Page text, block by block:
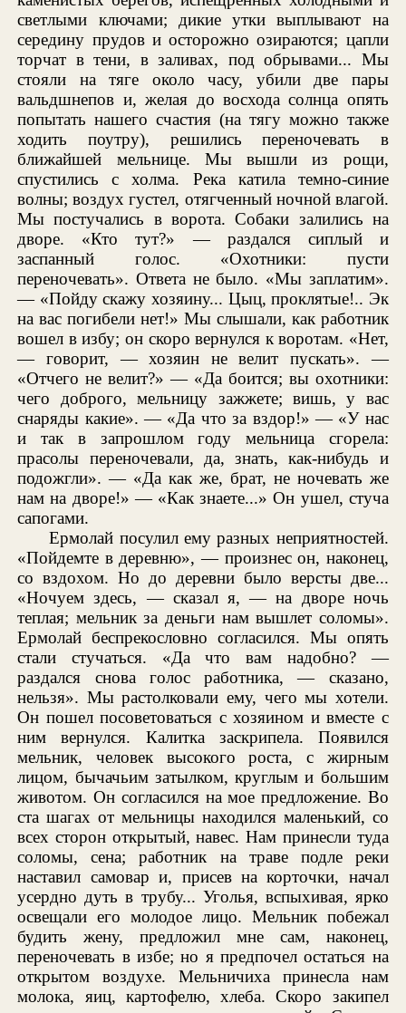
светлыми ключами; дикие утки выплывают на
середину прудов и осторожно озираются; цапли
торчат в тени, в заливах, под обрывами... Мы
стояли на тяге около часу, убили две пары
вальдшнепов и, желая до восхода солнца опять
попытать нашего счастия (на тягу можно также
ходить поутру), решились переночевать в
ближайшей мельнице. Мы вышли из рощи,
спустились с холма. Река катила темно-синие
волны; воздух густел, отягченный ночной влагой.
Мы постучались в ворота. Собаки залились на
дворе. «Кто тут?» — раздался сиплый и
заспанный голос. «Охотники: пусти
переночевать». Ответа не было. «Мы заплатим».
— «Пойду скажу хозяину... Цыц, проклятые!.. Эк
на вас погибели нет!» Мы слышали, как работник
вошел в избу; он скоро вернулся к воротам. «Нет,
— говорит, — хозяин не велит пускать». —
«Отчего не велит?» — «Да боится; вы охотники:
чего доброго, мельницу зажжете; вишь, у вас
снаряды какие». — «Да что за вздор!» — «У нас
и так в запрошлом году мельница сгорела:
прасолы переночевали, да, знать, как-нибудь и
подожгли». — «Да как же, брат, не ночевать же
нам на дворе!» — «Как знаете...» Он ушел, стуча
сапогами.
Ермолай посулил ему разных неприятностей.
«Пойдемте в деревню», — произнес он, наконец,
со вздохом. Но до деревни было версты две...
«Ночуем здесь, — сказал я, — на дворе ночь
теплая; мельник за деньги нам вышлет соломы».
Ермолай беспрекословно согласился. Мы опять
стали стучаться. «Да что вам надобно? —
раздался снова голос работника, — сказано,
нельзя». Мы растолковали ему, чего мы хотели.
Он пошел посоветоваться с хозяином и вместе с
ним вернулся. Калитка заскрипела. Появился
мельник, человек высокого роста, с жирным
лицом, бычачьим затылком, круглым и большим
животом. Он согласился на мое предложение. Во
ста шагах от мельницы находился маленький, со
всех сторон открытый, навес. Нам принесли туда
соломы, сена; работник на траве подле реки
наставил самовар и, присев на корточки, начал
усердно дуть в трубу... Уголья, вспыхивая, ярко
освещали его молодое лицо. Мельник побежал
будить жену, предложил мне сам, наконец,
переночевать в избе; но я предпочел остаться на
открытом воздухе. Мельничиха принесла нам
молока, яиц, картофелю, хлеба. Скоро закипел